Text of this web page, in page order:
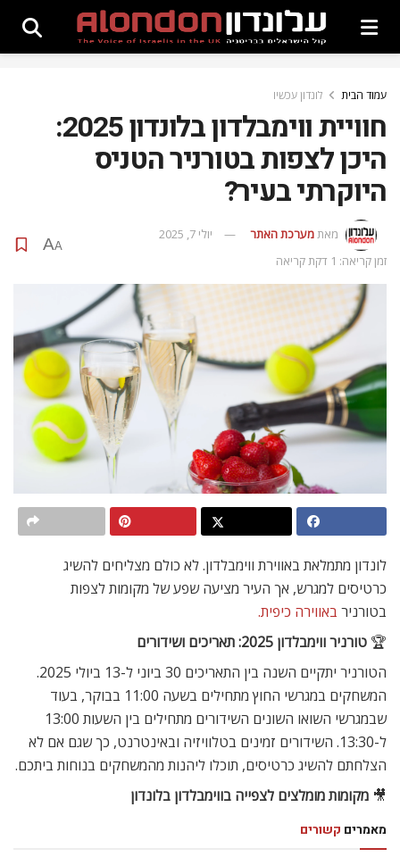
עמוד הבית לונדון עכשיו
חוויית ווימבלדון בלונדון 2025:
היכן לצפות בטורניר הטניס
היוקרתי בעיר?
מאתמערכת האתר
יולי 7, 2025
זמן קריאה: 1 דקת קריאה
A
A
לונדון מתמלאת באווירת ווימבלדון. לא כולם מצליחים להשיג
כרטיסים למגרש, אך העיר מציעה שפע של מקומות לצפות
בטורניר באווירה כיפית.
🏆 טורניר ווימבלדון 2025: תאריכים ושידורים
הטורניר יתקיים השנה בין התאריכים 30 ביוני ל-13 ביולי 2025.
המשחקים במגרשי החוץ מתחילים בשעה 11:00 בבוקר, בעוד
שבמגרשי השואו השונים השידורים מתחילים בין השעות 13:00
ל-13:30. השידורים זמינים בטלוויזיה ובאינטרנט, כך שגם אם לא
הצלחתם להשיג כרטיסים, תוכלו ליהנות מהמשחקים בנוחות ביתכם.
🎥 מקומות מומלצים לצפייה בווימבלדון בלונדון
מאמרים קשורים